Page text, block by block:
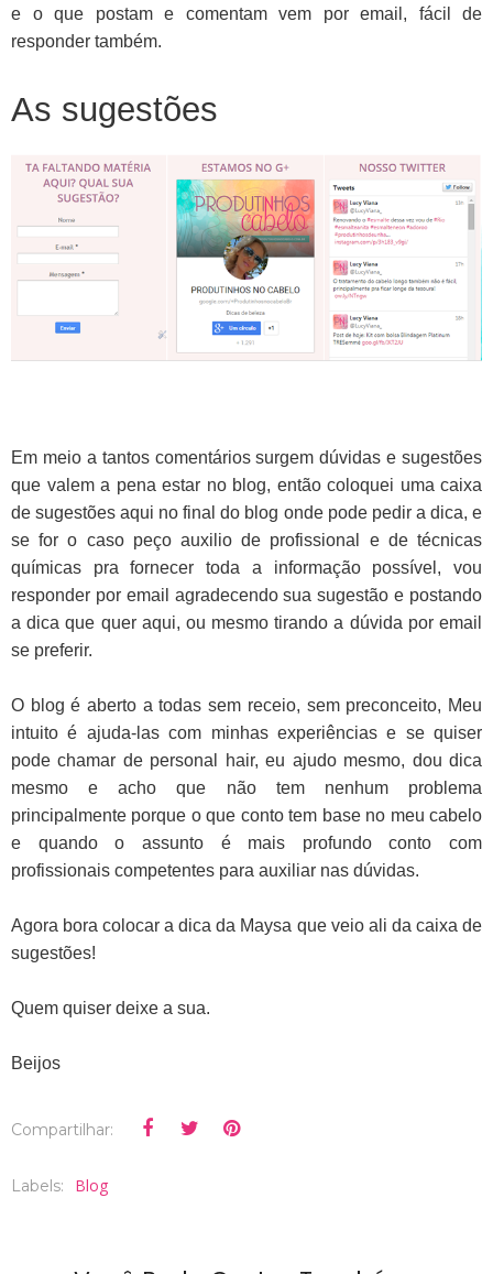
e o que postam e comentam vem por email, fácil de
responder também.
As sugestões
Em meio a tantos comentários surgem dúvidas e sugestões
que valem a pena estar no blog, então coloquei uma caixa
de sugestões aqui no final do blog onde pode pedir a dica, e
se for o caso peço auxilio de profissional e de técnicas
químicas pra fornecer toda a informação possível, vou
responder por email agradecendo sua sugestão e postando
a dica que quer aqui, ou mesmo tirando a dúvida por email
se preferir.
O blog é aberto a todas sem receio, sem preconceito, Meu
intuito é ajuda-las com minhas experiências e se quiser
pode chamar de personal hair, eu ajudo mesmo, dou dica
mesmo e acho que não tem nenhum problema
principalmente porque o que conto tem base no meu cabelo
e quando o assunto é mais profundo conto com
profissionais competentes para auxiliar nas dúvidas.
Agora bora colocar a dica da Maysa que veio ali da caixa de
sugestões!
Quem quiser deixe a sua.
Beijos
Compartilhar:
Labels: Blog